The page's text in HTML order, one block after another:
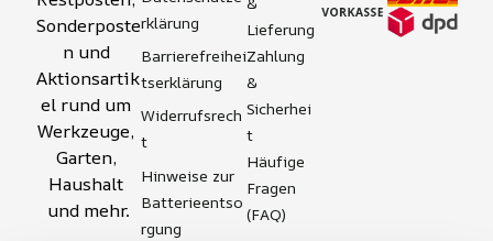
Sonderposte
n und
Aktionsartik
el rund um
Werkzeuge,
Garten,
Haushalt
und mehr.
rklärung
Barrierefreihei
tserklärung
Widerrufsrech
t
Hinweise zur
Batterieentso
rgung
Lieferung
Zahlung
&
Sicherhei
t
Häufige
Fragen
(FAQ)